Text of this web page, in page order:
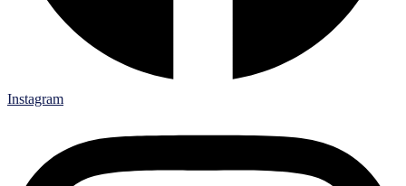
Instagram